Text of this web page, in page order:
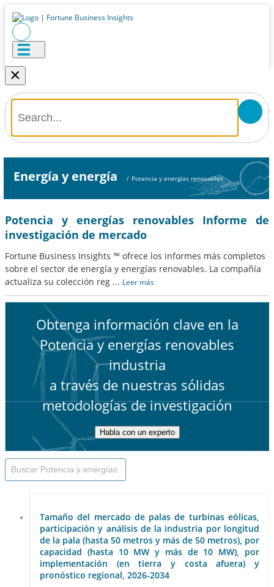
×
Energía y energía / Potencia y energías renovables
Potencia y energías renovables Informe de
investigación de mercado
Fortune Business Insights ™ ofrece los informes más completos
sobre el sector de energía y energías renovables. La compañía
actualiza su colección reg ... Leer más
Obtenga información clave en la
Potencia y energías renovables
industria
a través de nuestras sólidas
metodologías de investigación
Habla con un experto
Tamaño del mercado de palas de turbinas eólicas,
participación y análisis de la industria por longitud
de la pala (hasta 50 metros y más de 50 metros), por
capacidad (hasta 10 MW y más de 10 MW), por
implementación (en tierra y costa afuera) y
pronóstico regional, 2026-2034